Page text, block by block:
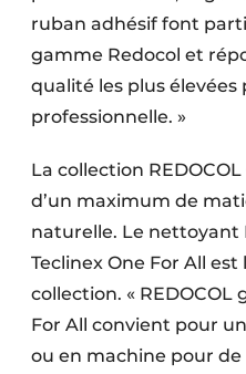
ruban adhésif font
gamme Redocol et
qualité les plus
professionnelle. »
La collection
d’un maximum de
naturelle. Le nettoyant
Teclinex One For All
collection. « REDOCOL
For All convient pour
ou en machine pour